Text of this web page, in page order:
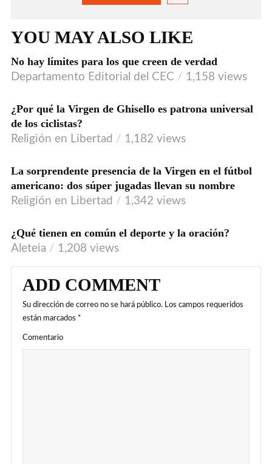
YOU MAY ALSO LIKE
AUDIO
No hay límites para los que creen de verdad
Departamento Editorial del CEC 1,158 views
¿Por qué la Virgen de Ghisello es patrona universal
de los ciclistas?
Religión en Libertad 1,182 views
AUDIO
La sorprendente presencia de la Virgen en el fútbol
americano: dos súper jugadas llevan su nombre
Religión en Libertad 1,342 views
¿Qué tienen en común el deporte y la oración?
Aleteia 1,208 views
ADD COMMENT
Su dirección de correo no se hará público. Los campos requeridos
están marcados *
Comentario